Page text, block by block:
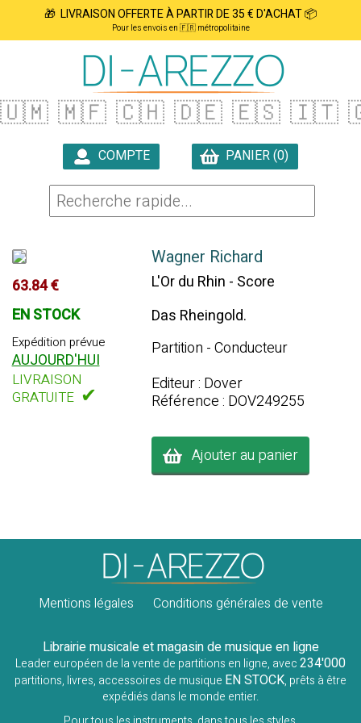
🎁 LIVRAISON OFFERTE À PARTIR DE 35 € D'ACHAT 📦
Pour les envois en 🇫🇷 métropolitaine
🇺🇲 🇲🇫 🇨🇭 🇩🇪 🇪🇸 🇮🇹
COMPTE
PANIER (0)
63.84 €
EN STOCK
Expédition prévue
AUJOURD'HUI
LIVRAISON
GRATUITE ✔
Wagner Richard
L'Or du Rhin - Score
Das Rheingold.
Partition - Conducteur
Editeur : Dover
Référence : DOV249255
Ajouter au panier
Mentions légales Conditions générales de vente
Librairie musicale et magasin de musique en ligne
Leader européen de la vente de partitions en ligne, avec234'000
partitions, livres, accessoires de musique EN STOCK, prêts à être
expédiés dans le monde entier.